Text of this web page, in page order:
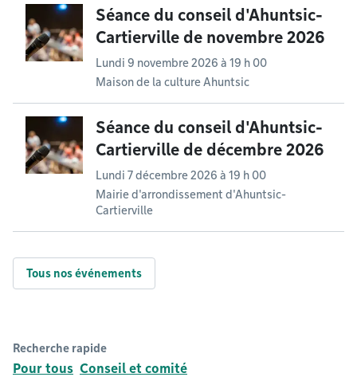
Séance du conseil d'Ahuntsic-
Cartierville de novembre 2026
Lundi 9 novembre 2026 à 19 h 00
Maison de la culture Ahuntsic
Séance du conseil d'Ahuntsic-
Cartierville de décembre 2026
Lundi 7 décembre 2026 à 19 h 00
Mairie d'arrondissement d'Ahuntsic-
Cartierville
Tous nos événements
Recherche rapide
Pour tous Conseil et comité